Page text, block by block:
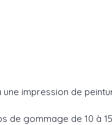
impression de
de gommage de 10 à